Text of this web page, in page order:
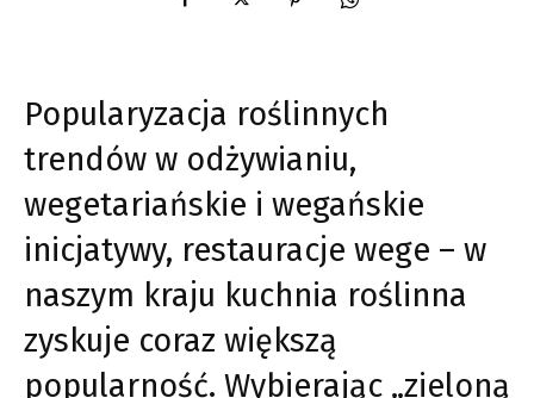
Popularyzacja roślinnych
trendów w odżywianiu,
wegetariańskie i wegańskie
inicjatywy, restauracje wege – w
naszym kraju kuchnia roślinna
zyskuje coraz większą
popularność. Wybierając „zieloną